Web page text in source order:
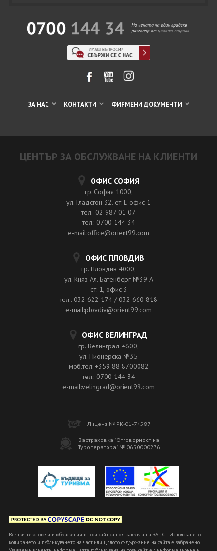
ЗА НАС КОНТАКТИ ФИРМЕНИ ДОКУМЕНТИ
ЦЕНТЪР ЗА ОБСЛУЖВАНЕ НА КЛИЕНТИ
ОФИС СОФИЯ
гр. София 1000,
ул. Гладстон 32, ет.1, офис 1
тел.: 02 987 01 07
тел.: 0700 144 34
e-mail:office@orient99.com
ОФИС ПЛОВДИВ
гр. Пловдив 4000,
ул. Княз Ал. Батенберг №39 A
ет. 1, офис 3
тел.: 032 622 174 / 032 660 818
e-mail:plovdiv@orient99.com
ОФИС ВЕЛИНГРАД
гр. Велинград 4600,
ул. Пионерска №35
моб.тел: +359 88 8700082
тел.: 0700 144 34
e-mail:velingrad@orient99.com
Лиценз № РК-01-74587
Застраховка "Отговорност на
Туроператора" № 0650000276
Всички текстове и изображения в този сайт са под закрила на ЗАПСП.Използването,
копирането и публикуването на част или цялото съдържание на сайта е забранено.